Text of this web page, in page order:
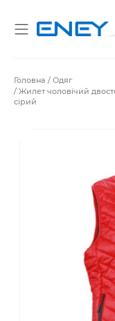
Головна
Одяг
Жилет чоловічий
сірий